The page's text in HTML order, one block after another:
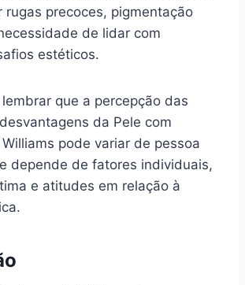
rugas precoces, pigmentação
de lidar com
estéticos.
que a percepção das
da Pele com
pode variar de pessoa
depende de fatores individuais,
e atitudes em relação à